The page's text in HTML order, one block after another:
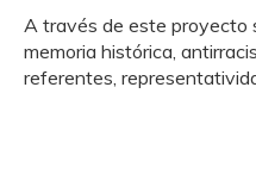
A través de este proyecto
memoria histórica,
referentes,